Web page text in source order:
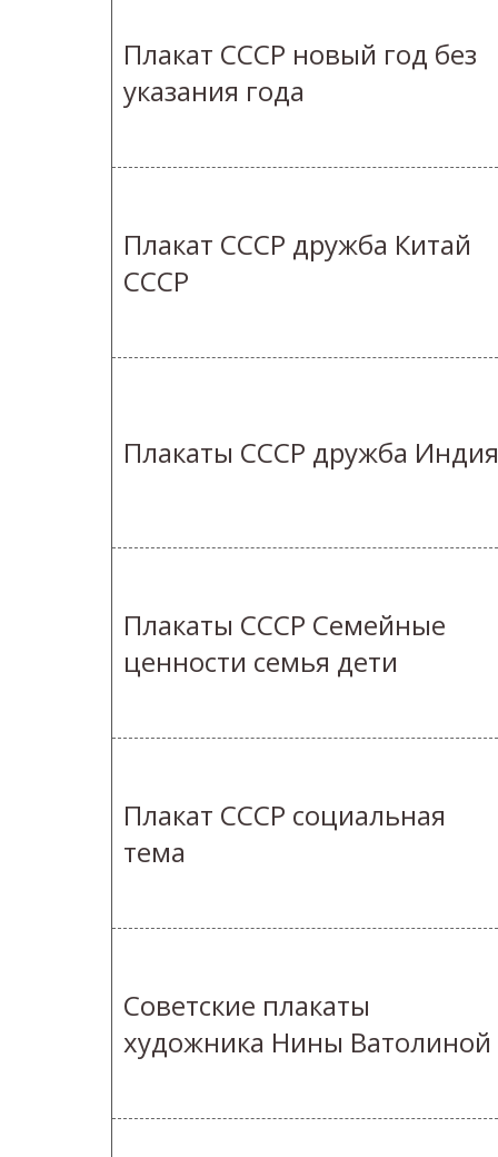
Плакат СССР новый год без
указания года
Плакат СССР дружба Китай
СССР
Плакаты СССР дружба Индия
Плакаты СССР Семейные
ценности семья дети
Плакат СССР социальная
тема
Советские плакаты
художника Нины Ватолиной